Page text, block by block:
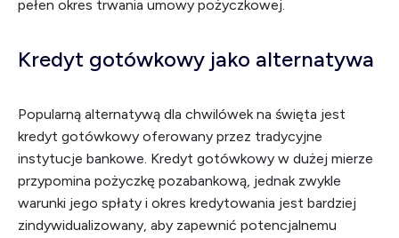
pełen okres trwania umowy pożyczkowej.
Kredyt gotówkowy jako alternatywa
Popularną alternatywą dla chwilówek na święta jest
kredyt gotówkowy oferowany przez tradycyjne
instytucje bankowe. Kredyt gotówkowy w dużej mierze
przypomina pożyczkę pozabankową, jednak zwykle
warunki jego spłaty i okres kredytowania jest bardziej
zindywidualizowany, aby zapewnić potencjalnemu